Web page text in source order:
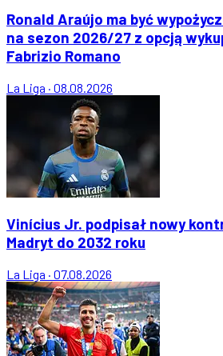
Ronald Araújo ma być
na sezon 2026/27 z opcją
Fabrizio Romano
La Liga · 08.08.2026
Vinícius Jr. podpisał nowy
Madryt do 2032 roku
La Liga · 07.08.2026